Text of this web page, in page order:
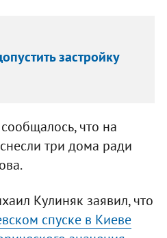
застройку
что на
три дома ради
Кулиняк заявил, что
спуске в Киеве